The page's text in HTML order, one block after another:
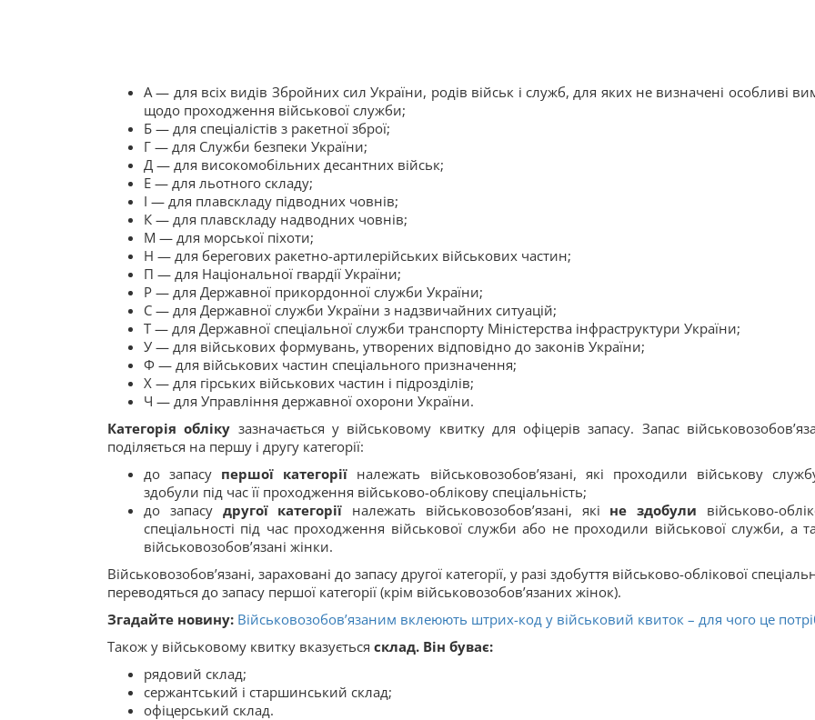
А — для всіх видів Збройних сил України, родів військ і служб, для яких не визначені особливі
щодо проходження військової служби;
Б — для спеціалістів з ракетної зброї;
Г — для Служби безпеки України;
Д — для високомобільних десантних військ;
Е — для льотного складу;
І — для плавскладу підводних човнів;
К — для плавскладу надводних човнів;
М — для морської піхоти;
Н — для берегових ракетно-артилерійських військових частин;
П — для Національної гвардії України;
Р — для Державної прикордонної служби України;
С — для Державної служби України з надзвичайних ситуацій;
Т — для Державної спеціальної служби транспорту Міністерства інфраструктури України;
У — для військових формувань, утворених відповідно до законів України;
Ф — для військових частин спеціального призначення;
Х — для гірських військових частин і підрозділів;
Ч — для Управління державної охорони України.
Категорія обліку зазначається у військовому квитку для офіцерів запасу. Запас
поділяється на першу і другу категорії:
до запасу першої категорії належать військовозобов’язані, які проходили військову
здобули під час її проходження військово-облікову спеціальність;
до запасу другої категорії належать військовозобов’язані, які не здобули військово-
спеціальності під час проходження військової служби або не проходили військової служби, а
військовозобов’язані жінки.
Військовозобов’язані, зараховані до запасу другої категорії, у разі здобуття військово-облікової
переводяться до запасу першої категорії (крім військовозобов’язаних жінок).
Згадайте новину: Військовозобов’язаним вклеюють штрих-код у військовий квиток – для чого це
Також у військовому квитку вказується склад. Він буває:
рядовий склад;
сержантський і старшинський склад;
офіцерський склад.